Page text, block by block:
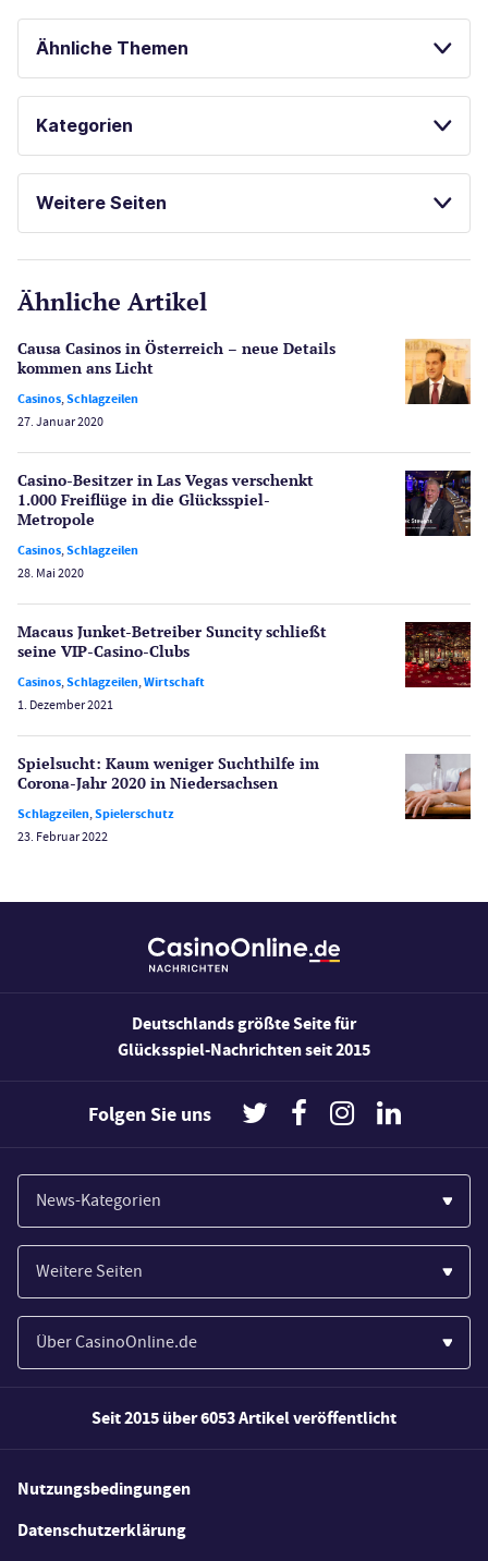
Ähnliche Themen
GLÜCKSSPIEL ONLINE
ONLINE ROULETTE SPIELEN
Kategorien
Gesetzgebung
Lotterie
Poker
Schlagzeilen
Spiele
Spielerschutz
Sport
Wetten
Wirtschaft
Weitere Seiten
CasinoOnline.de
Merkur Casinos
Spielautomaten
Casino Testberichte
Bonus Ohne Einzahlung
Ähnliche Artikel
Causa Casinos in Österreich – neue Details
kommen ans Licht
Casinos,Schlagzeilen
27. Januar 2020
Casino-Besitzer in Las Vegas verschenkt
1.000 Freiflüge in die Glücksspiel-
Metropole
Casinos,Schlagzeilen
28. Mai 2020
Macaus Junket-Betreiber Suncity schließt
seine VIP-Casino-Clubs
Casinos,Schlagzeilen,Wirtschaft
1. Dezember 2021
Spielsucht: Kaum weniger Suchthilfe im
Corona-Jahr 2020 in Niedersachsen
Schlagzeilen,Spielerschutz
23. Februar 2022
Deutschlands größte Seite für
Glücksspiel-Nachrichten seit 2015
Folgen Sie uns
News-Kategorien
Casinos
Wirtschaft
Spiele
Weitere Seiten
Paypal Casinos
Novoline Casinos
Merkur Casinos
Casino Testberichte
Casino Bonus Angebote
Über CasinoOnline.de
Wie wir bewerten
FAQs
Seit 2015 über 6053 Artikel veröffentlicht
Nutzungsbedingungen
Datenschutzerklärung